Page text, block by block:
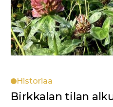
Historiaa
Birkkalan tilan